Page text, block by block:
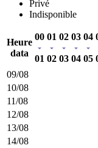
Privé
Indisponible
Heure
data
00
01
01
02
02
03
03
04
04
05
09/08
10/08
11/08
12/08
13/08
14/08